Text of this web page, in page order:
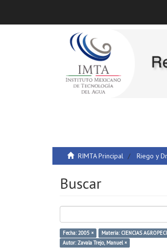
RIMTA Principal Riego y
Buscar
Fecha: 2005 × Materia: CIENCIAS
Autor: Zavala Trejo, Manuel ×